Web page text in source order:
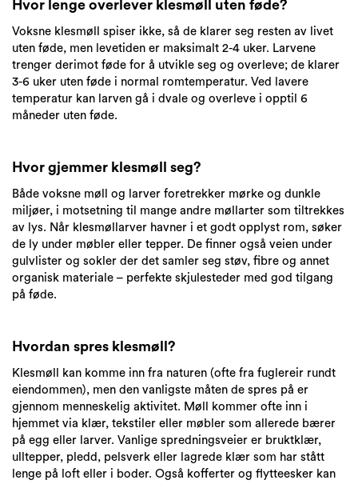
Hvor lenge overlever klesmøll uten føde?
Voksne klesmøll spiser ikke, så de klarer seg resten av livet
uten føde, men levetiden er maksimalt 2-4 uker. Larvene
trenger derimot føde for å utvikle seg og overleve; de klarer
3-6 uker uten føde i normal romtemperatur. Ved lavere
temperatur kan larven gå i dvale og overleve i opptil 6
måneder uten føde.
Hvor gjemmer klesmøll seg?
Både voksne møll og larver foretrekker mørke og dunkle
miljøer, i motsetning til mange andre møllarter som tiltrekkes
av lys. Når klesmøllarver havner i et godt opplyst rom, søker
de ly under møbler eller tepper. De finner også veien under
gulvlister og sokler der det samler seg støv, fibre og annet
organisk materiale – perfekte skjulesteder med god tilgang
på føde.
Hvordan spres klesmøll?
Klesmøll kan komme inn fra naturen (ofte fra fuglereir rundt
eiendommen), men den vanligste måten de spres på er
gjennom menneskelig aktivitet. Møll kommer ofte inn i
hjemmet via klær, tekstiler eller møbler som allerede bærer
på egg eller larver. Vanlige spredningsveier er bruktklær,
ulltepper, pledd, pelsverk eller lagrede klær som har stått
lenge på loft eller i boder. Også kofferter og flytteesker kan